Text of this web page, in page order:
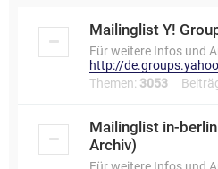
Mailinglist Y!
Für weitere Infos und
http://
Themen: 3053
Mailinglist in-
Archiv)